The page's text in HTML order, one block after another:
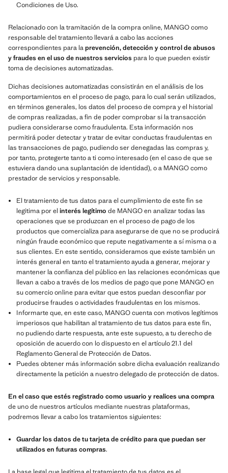
Condiciones de Uso.
Relacionado con la tramitación de la compra online, MANGO como
responsable del tratamiento llevará a cabo las acciones
correspondientes para laprevención, detección y control de abusos
y fraudes en el uso de nuestros servicios para lo que pueden existir
toma de decisiones automatizadas.
Dichas decisiones automatizadas consistirán en el análisis de los
comportamientos en el proceso de pago, para lo cual serán utilizados,
en términos generales, los datos del proceso de compra y el historial
de compras realizadas, a fin de poder comprobar si la transacción
pudiera considerarse como fraudulenta. Esta información nos
permitirá poder detectar y tratar de evitar conductas fraudulentas en
las transacciones de pago, pudiendo ser denegadas las compras y,
por tanto, protegerte tanto a ti como interesado (en el caso de que se
estuviera dando una suplantación de identidad), o a MANGO como
prestador de servicios y responsable.
El tratamiento de tus datos para el cumplimiento de este fin se
legitima por el interés legítimo de MANGO en analizar todas las
operaciones que se produzcan en el proceso de pago de los
productos que comercializa para asegurarse de que no se producirá
ningún fraude económico que repute negativamente a sí misma o a
sus clientes. En este sentido, consideramos que existe también un
interés general en tanto el tratamiento ayuda a generar, mejorar y
mantener la confianza del público en las relaciones económicas que
llevan a cabo a través de los medios de pago que pone MANGO en
su comercio online para evitar que estos puedan desconfiar por
producirse fraudes o actividades fraudulentas en los mismos.
Informarte que, en este caso, MANGO cuenta con motivos legítimos
imperiosos que habilitan al tratamiento de tus datos para este fin,
no pudiendo darte respuesta, ante este supuesto, a tu derecho de
oposición de acuerdo con lo dispuesto en el artículo 21.1 del
Reglamento General de Protección de Datos.
Puedes obtener más información sobre dicha evaluación realizando
directamente la petición a nuestro delegado de protección de datos.
En el caso que estés registrado como usuario y realices una compra
de uno de nuestros artículos mediante nuestras plataformas,
podremos llevar a cabo los tratamientos siguientes:
Guardar los datos de tu tarjeta de crédito para que puedan ser
utilizados en futuras compras.